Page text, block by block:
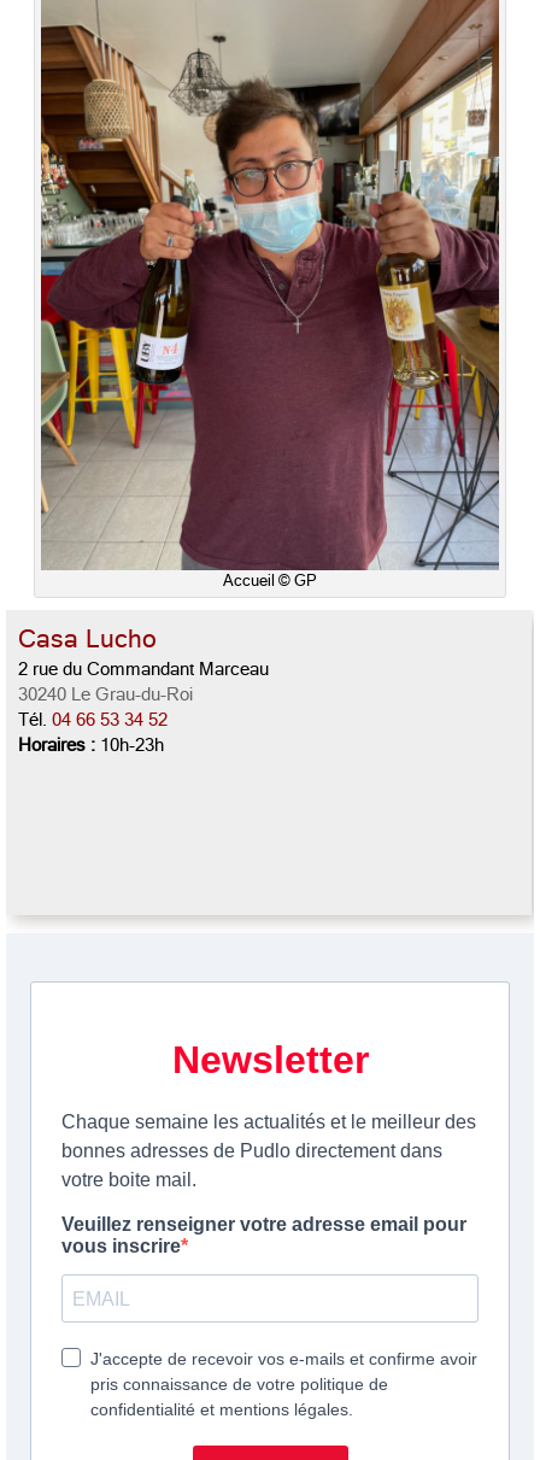
Accueil © GP
Casa Lucho
2 rue du Commandant Marceau
30240 Le Grau-du-Roi
Tél. 04 66 53 34 52
Horaires : 10h-23h